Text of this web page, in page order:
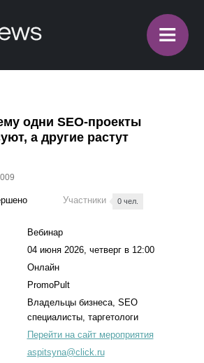
≡
одни SEO-проекты
а другие растут
Участники 0 чел.
Вебинар
04 июня 2026, четверг в 12:00
Онлайн
PromoPult
Владельцы бизнеса, SEO
специалисты, таргетологи
Перейти на сайт мероприятия
aspitsyna@click.ru